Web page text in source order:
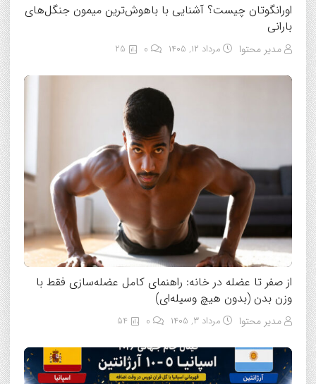
اورانگوتان چیست؟ آشنایی با باهوش‌ترین میمون جنگل‌های
بارانی
مدیر محتوا مرداد ۱۲, ۱۴۰۵ 25
از صفر تا عضله در خانه: راهنمای کامل عضله‌سازی فقط با
وزن بدن (بدون هیچ وسیله‌ای)
مدیر محتوا مرداد ۳, ۱۴۰۵ 54